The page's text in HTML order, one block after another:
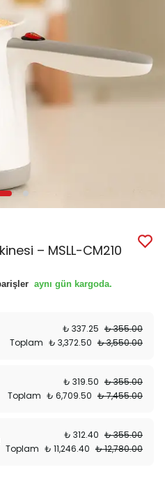
– MSLL-CM210
aynı gün kargoda.
₺ 337.25 ₺ 355.00
Toplam ₺ 3,372.50 ₺ 3,550.00
₺ 319.50 ₺ 355.00
Toplam ₺ 6,709.50 ₺ 7,455.00
₺ 312.40 ₺ 355.00
Toplam ₺ 11,246.40 ₺ 12,780.00